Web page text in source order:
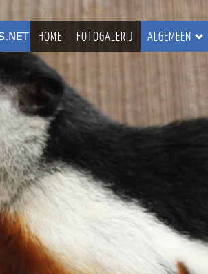
HOME FOTOGALERIJ ALGEMEEN